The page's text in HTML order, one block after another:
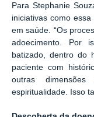
Para Stephanie
iniciativas como
em saúde. “Os
adoecimento. Por
batizado, dentro do
paciente com
outras
espiritualidade. Isso